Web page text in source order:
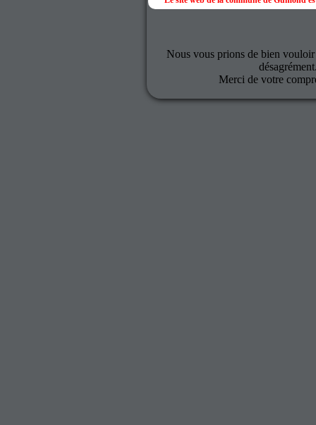
Nous vous prions de bien
Merci de votre